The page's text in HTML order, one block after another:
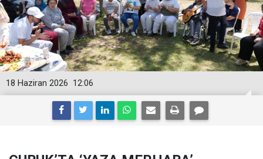
12:06
18 Haziran 2026